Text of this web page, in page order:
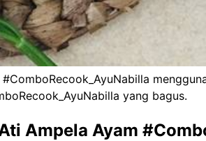
yang bagus.
Ampela Ayam